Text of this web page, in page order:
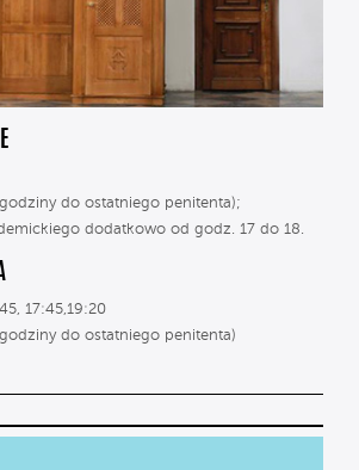
do ostatniego penitenta);
dodatkowo od godz. 17 do 18.
17:45,19:20
do ostatniego penitenta)